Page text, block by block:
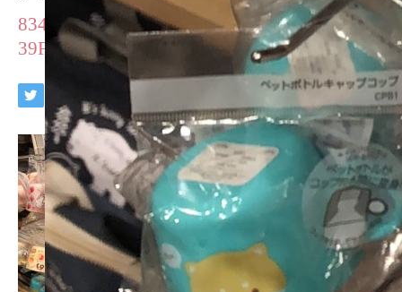
834058BB-C9D4-4C1C-8AFD-
39FF41ACF843